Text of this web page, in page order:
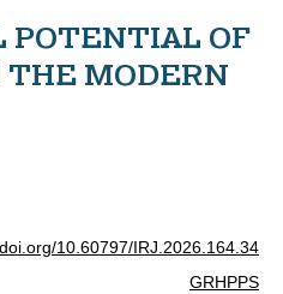
POTENTIAL OF
THE MODERN
10.60797/IRJ.2026.164.34
GRHPPS